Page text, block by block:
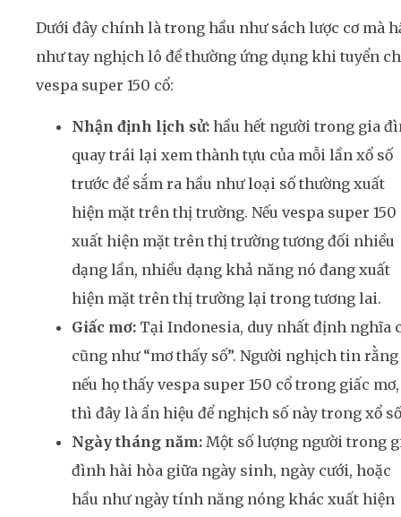
Dưới đây chính là trong hầu như sách lược cơ mà
như tay nghịch lô đề thường ứng dụng khi tuyển
vespa super 150 cổ:
Nhận định lịch sử: hầu hết người trong gia
quay trái lại xem thành tựu của mỗi lần xổ số
trước để sắm ra hầu như loại số thường xuất
hiện mặt trên thị trường. Nếu vespa super 150
xuất hiện mặt trên thị trường tương đối nhiều
dạng lần, nhiều dạng khả năng nó đang xuất
hiện mặt trên thị trường lại trong tương lai.
Giấc mơ: Tại Indonesia, duy nhất định nghĩa
cũng như “mơ thấy số”. Người nghịch tin rằng
nếu họ thấy vespa super 150 cổ trong giấc mơ,
thì đây là ẩn hiệu để nghịch số này trong xổ
Ngày tháng năm: Một số lượng người trong
đình hài hòa giữa ngày sinh, ngày cưới, hoặc
hầu như ngày tính năng nóng khác xuất hiện